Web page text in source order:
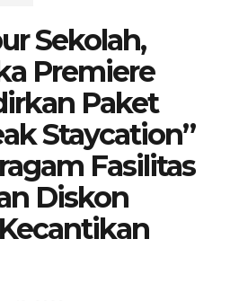
Sekolah,
Premiere
Paket
Staycation”
Fasilitas
Diskon